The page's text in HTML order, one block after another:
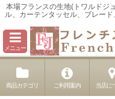
本場フランスの生地(トワルドジ
ル、カーテンタッセル、ブレー
メニュー
商品カテゴリ ご利用案内 当店に